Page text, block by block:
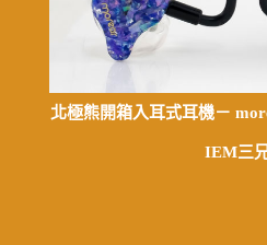
北極熊開箱入耳式耳機－
IEM三